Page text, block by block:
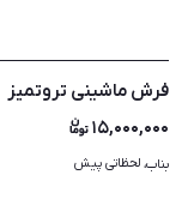
فرش ماشینی تروتمیز
۱۵,۰۰۰,۰۰۰
بناب، لحظاتی پیش